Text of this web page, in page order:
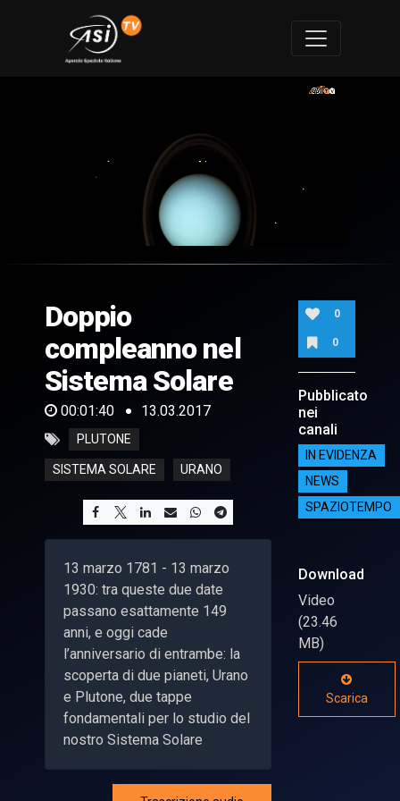
of
40
seconds
Doppio
compleanno nel
Sistema Solare
00:01:40 13.03.2017
PLUTONE
SISTEMA SOLARE URANO
13 marzo 1781 - 13 marzo
1930: tra queste due date
passano esattamente 149
anni, e oggi cade
l’anniversario di entrambe: la
scoperta di due pianeti, Urano
e Plutone, due tappe
fondamentali per lo studio del
nostro Sistema Solare
0
0
Pubblicato
nei
canali
IN EVIDENZA
NEWS
SPAZIOTEMPO
Download
Video
(23.46
MB)
Scarica